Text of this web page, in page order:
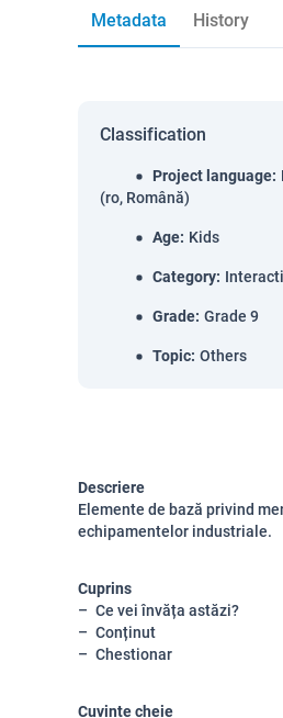
Metadata History
Classification
Project language:
(ro, Română)
Age: Kids
Category:
Grade: Grade 9
Topic: Others
Descriere
Elemente de bază privind
echipamentelor industriale.
Cuprins
Ce vei învăța astăzi?
Conținut
Chestionar
Cuvinte cheie